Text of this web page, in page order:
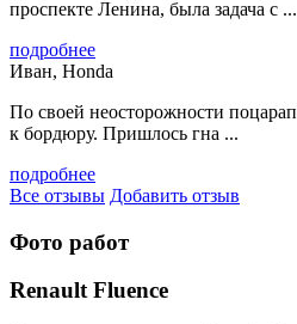
проспекте Ленина, была задача с ...
подробнее
Иван, Honda
По своей неосторожности
к бордюру. Пришлось гна ...
подробнее
Все отзывы Добавить отзыв
Фото работ
Renault Fluence